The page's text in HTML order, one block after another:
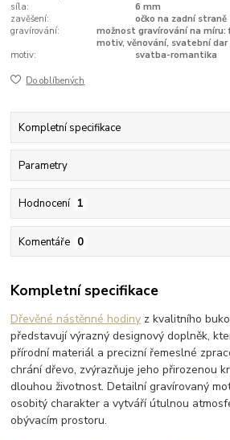
síla:
6 mm
zavěšení:
očko na zadní straně
gravírování:
možnost gravírování na
motiv, věnování, svatební dar
motiv:
svatba-romantika
Do oblíbených
Kompletní specifikace
Parametry
Hodnocení 1
Komentáře 0
Kompletní specifikace
Dřevěné nástěnné hodiny z kvalitního
představují výrazný designový doplněk,
přírodní materiál a precizní řemeslné
chrání dřevo, zvýrazňuje jeho přirozenou
dlouhou životnost. Detailní gravírovaný
osobitý charakter a vytváří útulnou
obývacím prostoru.